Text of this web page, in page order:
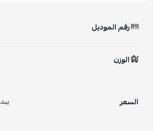
رقم الموديل
الوزن
السعر